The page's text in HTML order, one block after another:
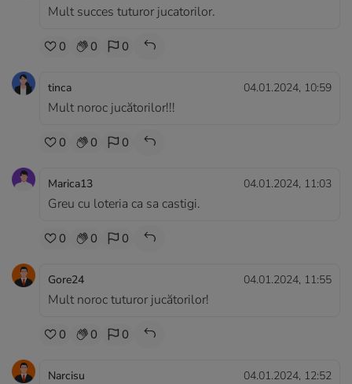
Mult succes tuturor jucatorilor.
0 0 0
tinca 04.01.2024, 10:59
Mult noroc jucătorilor!!!
0 0 0
Marica13 04.01.2024, 11:03
Greu cu loteria ca sa castigi.
0 0 0
Gore24 04.01.2024, 11:55
Mult noroc tuturor jucătorilor!
0 0 0
Narcisu 04.01.2024, 12:52